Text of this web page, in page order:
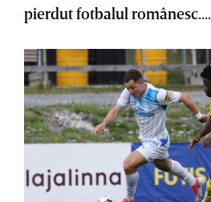
pierdut fotbalul românesc....